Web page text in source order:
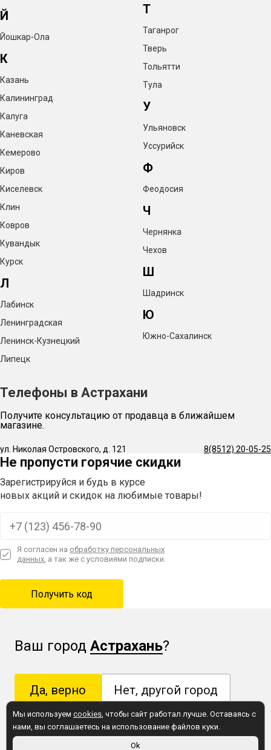
Мы используем cookies, чтобы сайт работал лучше. Оставаясь с
нами, вы соглашаетесь на использование файлов куки.
Ok
Й
Йошкар-Ола
К
Казань
Калининград
Калуга
Каневская
Кемерово
Киров
Киселевск
Клин
Ковров
Кувандык
Курск
Л
Лабинск
Ленинградская
Ленинск-Кузнецкий
Липецк
Т
Таганрог
Тверь
Тольятти
Тула
У
Ульяновск
Уссурийск
Ф
Феодосия
Ч
Чернянка
Чехов
Ш
Шадринск
Ю
Южно-Сахалинск
Телефоны в Астрахани
Получите консультацию от продавца в ближайшем
магазине.
ул. Николая Островского, д. 121 8(8512) 20-05-25
Не пропусти горячие скидки
Зарегистрируйся и будь в курсе
новых акций и скидок на любимые товары!
Я согласен на обработку персональных
данных, а так же с условиями подписки.
Ваш город Астрахань?
Да, верно Нет, другой город
Это правда важно! Укажите свой город, чтобы